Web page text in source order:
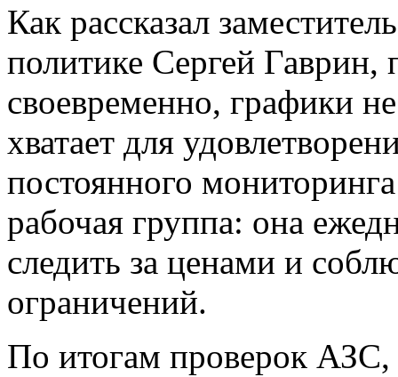
Как рассказал
политике Сергей Гаврин,
своевременно, графики
хватает для
постоянного
рабочая группа: она
следить за ценами и
ограничений.
По итогам проверок